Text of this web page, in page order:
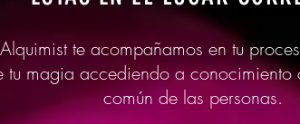
te acompañamos en tu
tu magia accediendo a conocimiento
común de las personas.